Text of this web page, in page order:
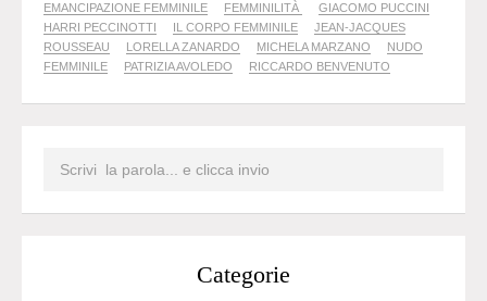
EMANCIPAZIONE FEMMINILE
FEMMINILITÀ
GIACOMO PUCCINI
HARRI PECCINOTTI
IL CORPO FEMMINILE
JEAN-JACQUES
ROUSSEAU
LORELLA ZANARDO MICHELA MARZANO
NUDO
FEMMINILE
PATRIZIA AVOLEDO RICCARDO BENVENUTO
Categorie